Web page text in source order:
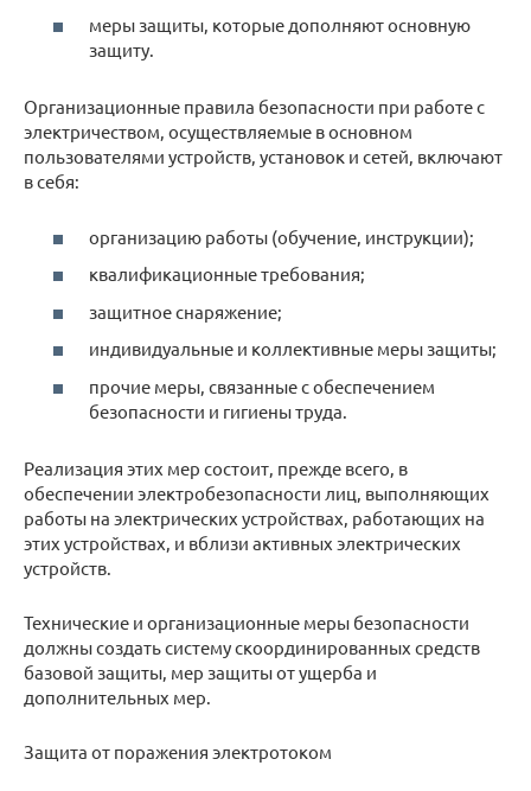
меры защиты, которые дополняют основную
защиту.
Организационные правила безопасности при работе с
электричеством, осуществляемые в основном
пользователями устройств, установок и сетей, включают
в себя:
организацию работы (обучение, инструкции);
квалификационные требования;
защитное снаряжение;
индивидуальные и коллективные меры защиты;
прочие меры, связанные с обеспечением
безопасности и гигиены труда.
Реализация этих мер состоит, прежде всего, в
обеспечении электробезопасности лиц, выполняющих
работы на электрических устройствах, работающих на
этих устройствах, и вблизи активных электрических
устройств.
Технические и организационные меры безопасности
должны создать систему скоординированных средств
базовой защиты, мер защиты от ущерба и
дополнительных мер.
Защита от поражения электротоком